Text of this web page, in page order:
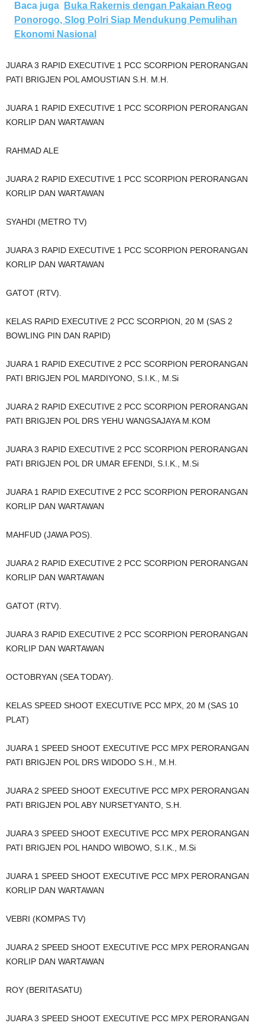
Baca juga
Buka Rakernis dengan Pakaian Reog
Ponorogo, Slog Polri Siap Mendukung Pemulihan
Ekonomi Nasional
JUARA 3 RAPID EXECUTIVE 1 PCC SCORPION PERORANGAN
PATI BRIGJEN POL AMOUSTIAN S.H. M.H.
JUARA 1 RAPID EXECUTIVE 1 PCC SCORPION PERORANGAN
KORLIP DAN WARTAWAN
RAHMAD ALE
JUARA 2 RAPID EXECUTIVE 1 PCC SCORPION PERORANGAN
KORLIP DAN WARTAWAN
SYAHDI (METRO TV)
JUARA 3 RAPID EXECUTIVE 1 PCC SCORPION PERORANGAN
KORLIP DAN WARTAWAN
GATOT (RTV).
KELAS RAPID EXECUTIVE 2 PCC SCORPION, 20 M (SAS 2
BOWLING PIN DAN RAPID)
JUARA 1 RAPID EXECUTIVE 2 PCC SCORPION PERORANGAN
PATI BRIGJEN POL MARDIYONO, S.I.K., M.Si
JUARA 2 RAPID EXECUTIVE 2 PCC SCORPION PERORANGAN
PATI BRIGJEN POL DRS YEHU WANGSAJAYA M.KOM
JUARA 3 RAPID EXECUTIVE 2 PCC SCORPION PERORANGAN
PATI BRIGJEN POL DR UMAR EFENDI, S.I.K., M.Si
JUARA 1 RAPID EXECUTIVE 2 PCC SCORPION PERORANGAN
KORLIP DAN WARTAWAN
MAHFUD (JAWA POS).
JUARA 2 RAPID EXECUTIVE 2 PCC SCORPION PERORANGAN
KORLIP DAN WARTAWAN
GATOT (RTV).
JUARA 3 RAPID EXECUTIVE 2 PCC SCORPION PERORANGAN
KORLIP DAN WARTAWAN
OCTOBRYAN (SEA TODAY).
KELAS SPEED SHOOT EXECUTIVE PCC MPX, 20 M (SAS 10
PLAT)
JUARA 1 SPEED SHOOT EXECUTIVE PCC MPX PERORANGAN
PATI BRIGJEN POL DRS WIDODO S.H., M.H.
JUARA 2 SPEED SHOOT EXECUTIVE PCC MPX PERORANGAN
PATI BRIGJEN POL ABY NURSETYANTO, S.H.
JUARA 3 SPEED SHOOT EXECUTIVE PCC MPX PERORANGAN
PATI BRIGJEN POL HANDO WIBOWO, S.I.K., M.Si
JUARA 1 SPEED SHOOT EXECUTIVE PCC MPX PERORANGAN
KORLIP DAN WARTAWAN
VEBRI (KOMPAS TV)
JUARA 2 SPEED SHOOT EXECUTIVE PCC MPX PERORANGAN
KORLIP DAN WARTAWAN
ROY (BERITASATU)
JUARA 3 SPEED SHOOT EXECUTIVE PCC MPX PERORANGAN